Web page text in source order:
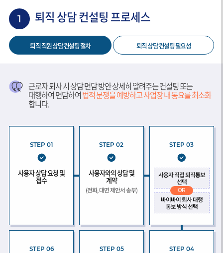
1 퇴직 상담 컨설팅 프로세스
퇴직 직원 상담 컨설팅 절차 퇴직 상담 컨설팅 필요성
근로자 퇴사 시 상담 면담 방안 상세히 알려주는 컨설팅 또는
대행하여 면담하여법적 분쟁을 예방하고 사업장 내 동요를 최소화
합니다.
STEP 01
사용자 상담 요청 및
접수
STEP 02
사용자와의 상담 및
계약
(전화, 대면 제안서 송부)
STEP 03
사용자 직접 퇴직통보
선택
OR
바이바이 퇴사 대행
통보 방식 선택
STEP 04
STEP 05
STEP 06